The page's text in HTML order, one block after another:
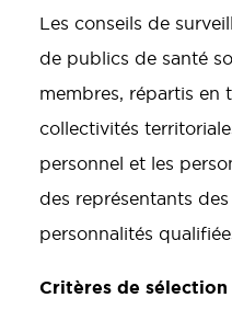
Les conseils de
de publics de santé
membres, répartis en
collectivités
personnel et les
des représentants
personnalités
Critères de sélection